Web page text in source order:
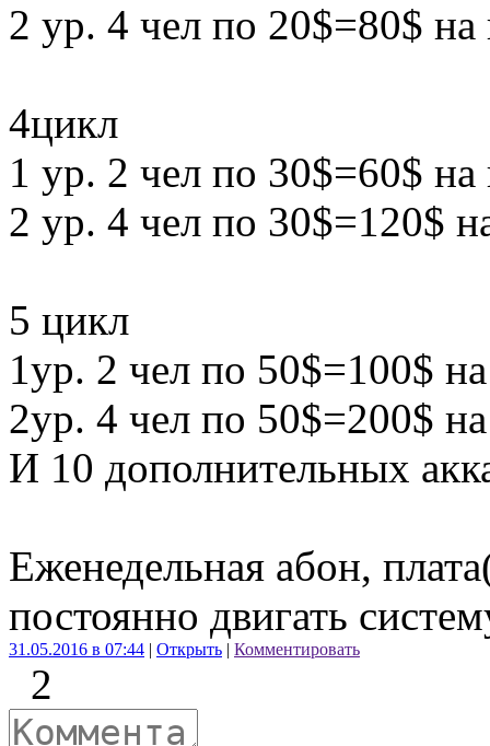
2 ур. 4 чел по 20$=80$
4цикл
1 ур. 2 чел по 30$=60$
2 ур. 4 чел по 30$=120$
5 цикл
1ур. 2 чел по 50$=100$
2ур. 4 чел по 50$=200$
И 10 дополнительных
Еженедельная абон,
постоянно двигать
31.05.2016 в 07:44 | Открыть | Комментировать
2